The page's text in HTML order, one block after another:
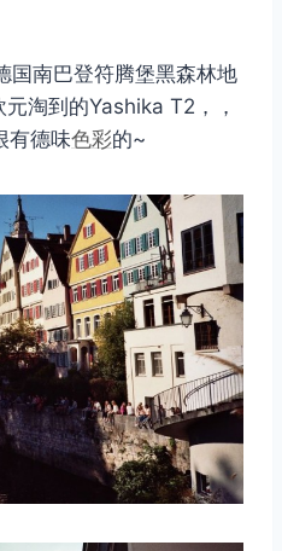
国南巴登符腾堡黑森林地
淘到的Yashika T2，，
有德味色彩的~